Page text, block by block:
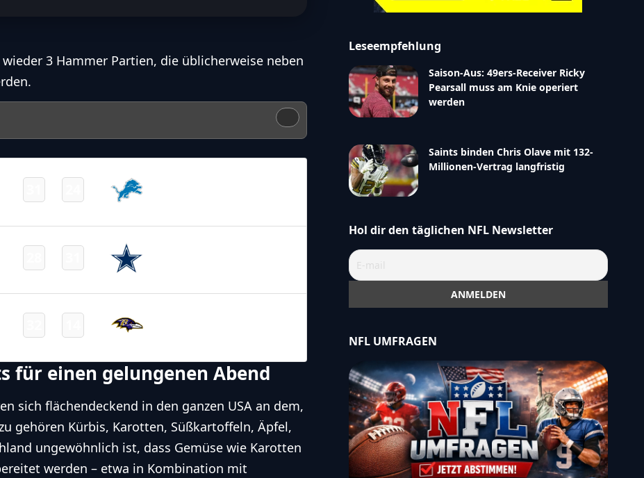
3 Hammer Partien, die üblicherweise neben
für einen gelungenen Abend
sich flächendeckend in den ganzen USA an dem,
gehören Kürbis, Karotten, Süßkartoffeln, Äpfel,
ungewöhnlich ist, dass Gemüse wie Karotten
werden – etwa in Kombination mit
Leseempfehlung
Saison-Aus: 49ers-Receiver Ricky
Pearsall muss am Knie operiert
werden
Saints binden Chris Olave mit 132-
Millionen-Vertrag langfristig
Hol dir den täglichen NFL Newsletter
NFL UMFRAGEN